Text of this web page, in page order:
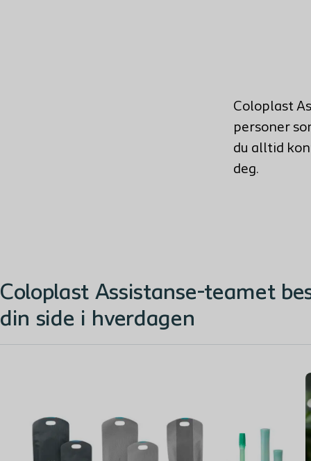
Coloplast
personer
du alltid
deg.
Coloplast Assistanse-teamet
din side i hverdagen